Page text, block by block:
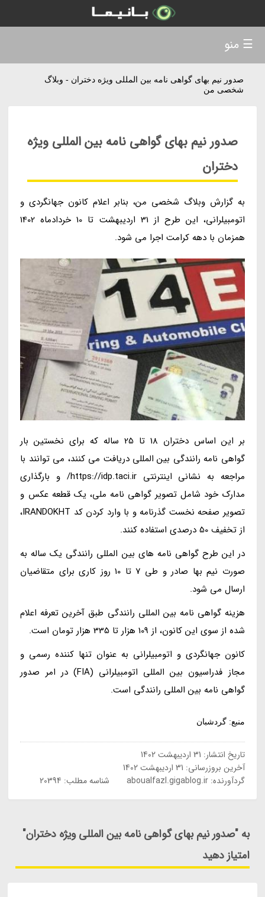
صدور نیم بهای گواهی نامه بین المللی ویژه دختران - وبلاگ
شخصی من
صدور نیم بهای گواهی نامه بین المللی ویژه
دختران
به گزارش وبلاگ شخصی من، بنابر اعلام کانون جهانگردی و
اتومبیلرانی، این طرح از 31 اردیبهشت تا 10 خردادماه 1402
همزمان با دهه کرامت اجرا می شود.
بر این اساس دختران 18 تا 25 ساله که برای نخستین بار
گواهی نامه رانندگی بین المللی دریافت می کنند، می توانند با
مراجعه به نشانی اینترنتی https://idp.taci.ir/ و بارگذاری
مدارک خود شامل تصویر گواهی نامه ملی، یک قطعه عکس و
تصویر صفحه نخست گذرنامه و با وارد کردن کد IRANDOKHT،
از تخفیف 50 درصدی استفاده کنند.
در این طرح گواهی نامه های بین المللی رانندگی یک ساله به
صورت نیم بها صادر و طی 7 تا 10 روز کاری برای متقاضیان
ارسال می شود.
هزینه گواهی نامه بین المللی رانندگی طبق آخرین تعرفه اعلام
شده از سوی این کانون، از 109 هزار تا 335 هزار تومان است.
کانون جهانگردی و اتومبیلرانی به عنوان تنها کننده رسمی و
مجاز فدراسیون بین المللی اتومبیلرانی (FIA) در امر صدور
گواهی نامه بین المللی رانندگی است.
منبع: گردشبان
تاریخ انتشار: 31 اردیبهشت 1402
آخرین بروزرسانی: 31 اردیبهشت 1402
گردآورنده:aboualfazl.gigablog.ir شناسه مطلب: 20394
به "صدور نیم بهای گواهی نامه بین المللی ویژه دختران"
امتیاز دهید
☰ منو